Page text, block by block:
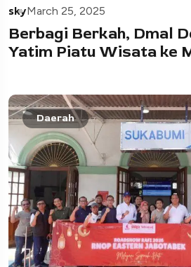
skyMarch 25, 2025
Berbagi Berkah, Dmal
Yatim Piatu Wisata ke
Daerah